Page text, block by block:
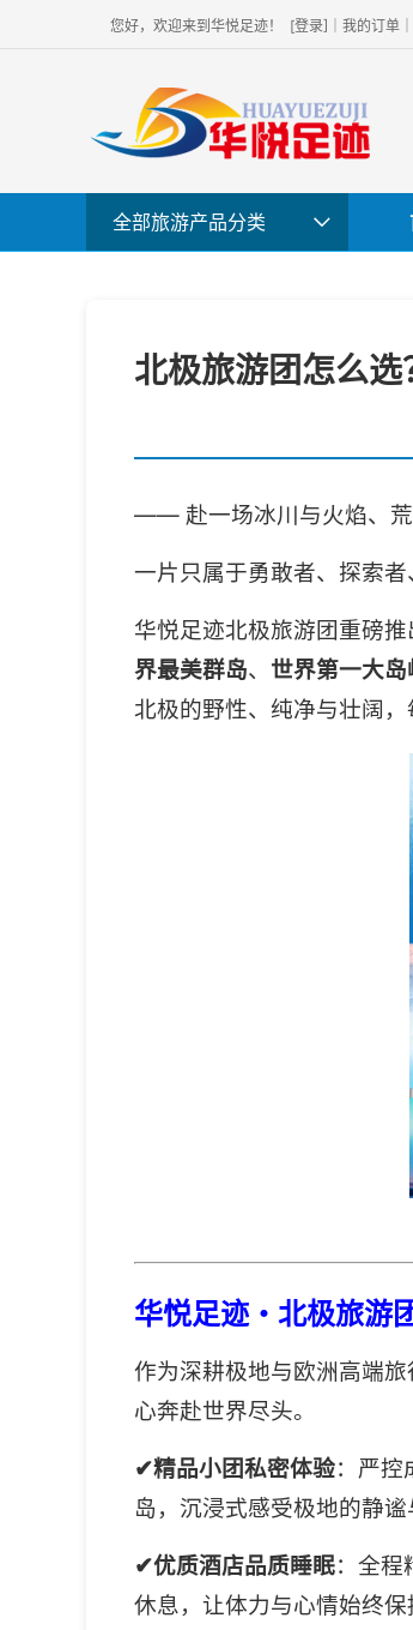
您好，欢迎来到华悦足迹！ [登录] 我的订单
全部旅游产品分类
北极旅游团怎么
—— 赴一场冰川与火焰、荒
一片只属于勇敢者、探索者
华悦足迹北极旅游团重磅
界最美群岛、 世界第一大岛
北极的野性、纯净与壮阔
华悦足迹・北极旅游
作为深耕极地与欧洲高端
心奔赴世界尽头。
✔精品小团私密体验：严控
岛，沉浸式感受极地的静谧
✔优质酒店品质睡眠：全程
休息，让体力与心情始终保